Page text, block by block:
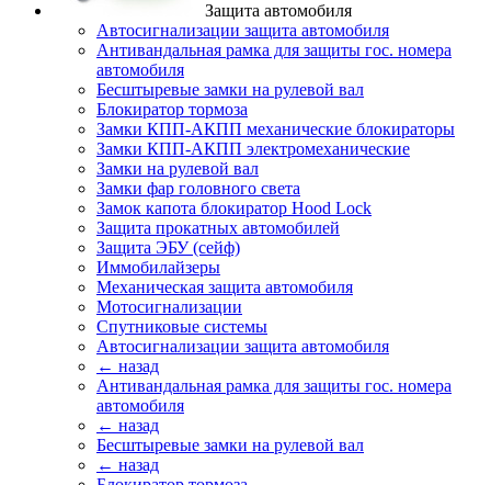
Защита автомобиля
Автосигнализации защита автомобиля
Антивандальная рамка для защиты гос. номера
автомобиля
Бесштыревые замки на рулевой вал
Блокиратор тормоза
Замки КПП-АКПП механические блокираторы
Замки КПП-АКПП электромеханические
Замки на рулевой вал
Замки фар головного света
Замок капота блокиратор Hood Lock
Защита прокатных автомобилей
Защита ЭБУ (сейф)
Иммобилайзеры
Механическая защита автомобиля
Мотосигнализации
Спутниковые системы
Автосигнализации защита автомобиля
← назад
Антивандальная рамка для защиты гос. номера
автомобиля
← назад
Бесштыревые замки на рулевой вал
← назад